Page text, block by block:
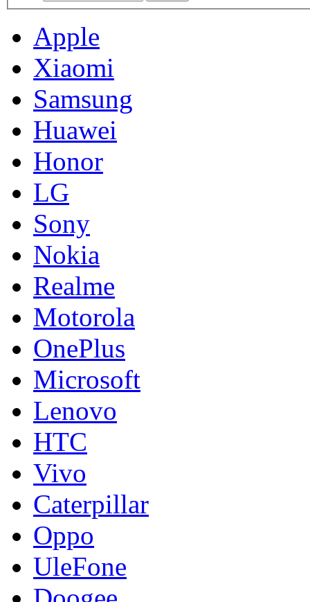
Apple
Xiaomi
Samsung
Huawei
Honor
LG
Sony
Nokia
Realme
Motorola
OnePlus
Microsoft
Lenovo
HTC
Vivo
Caterpillar
Oppo
UleFone